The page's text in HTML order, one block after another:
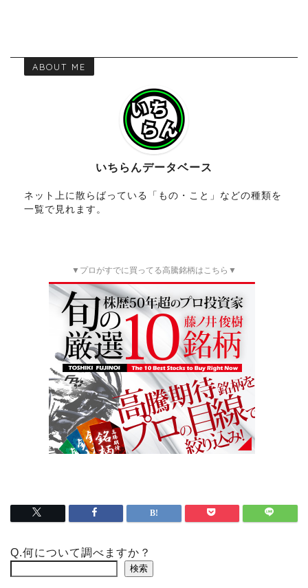
ABOUT ME
いちらんデータベース
ネット上に散らばっている「もの・こと」などの種類を
一覧で見れます。
▼プロがすでに買ってる高騰銘柄はこちら▼
Q.何について調べますか？
検索